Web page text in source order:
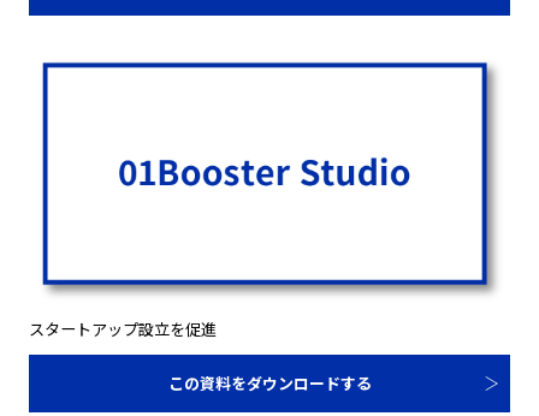
スタートアップ設立を促進
この資料をダウンロードする